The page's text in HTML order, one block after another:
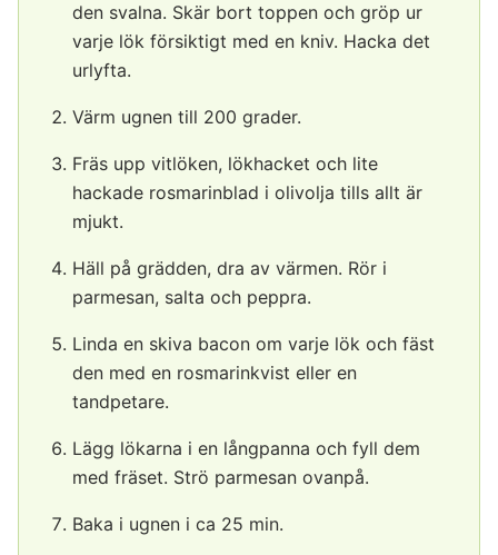
den svalna. Skär bort toppen och gröp ur
varje lök försiktigt med en kniv. Hacka det
urlyfta.
Värm ugnen till 200 grader.
Fräs upp vitlöken, lökhacket och lite
hackade rosmarinblad i olivolja tills allt är
mjukt.
Häll på grädden, dra av värmen. Rör i
parmesan, salta och peppra.
Linda en skiva bacon om varje lök och fäst
den med en rosmarinkvist eller en
tandpetare.
Lägg lökarna i en långpanna och fyll dem
med fräset. Strö parmesan ovanpå.
Baka i ugnen i ca 25 min.